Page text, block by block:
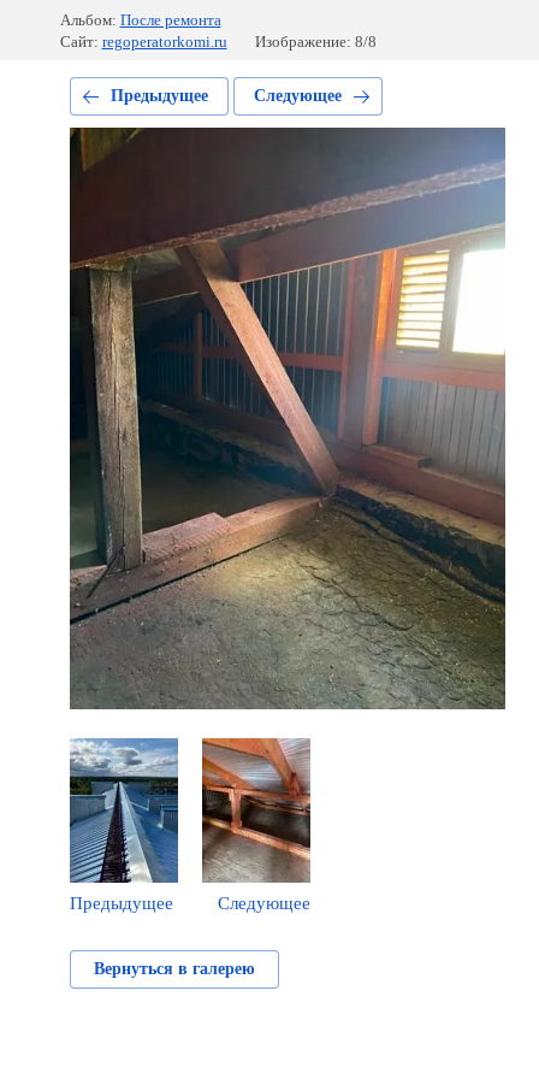
Альбом: После ремонта
Сайт: regoperatorkomi.ru Изображение: 8/8
Предыдущее Следующее
Предыдущее Следующее
Вернуться в галерею